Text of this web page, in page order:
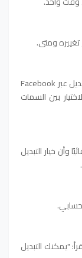
ومتى.
هذه هي رسالة الترحيب التي يجب أن تظهر عند التبديل عبر Facebook
بين السمات
وأن خيار التبديل
حسابي.
"يمكنك التبديل